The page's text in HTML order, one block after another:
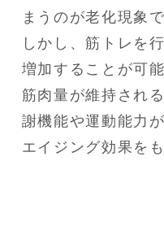
まうのが老化現象で
しかし、筋トレを
増加することが可
筋肉量が維持され
謝機能や運動能力
エイジング効果を